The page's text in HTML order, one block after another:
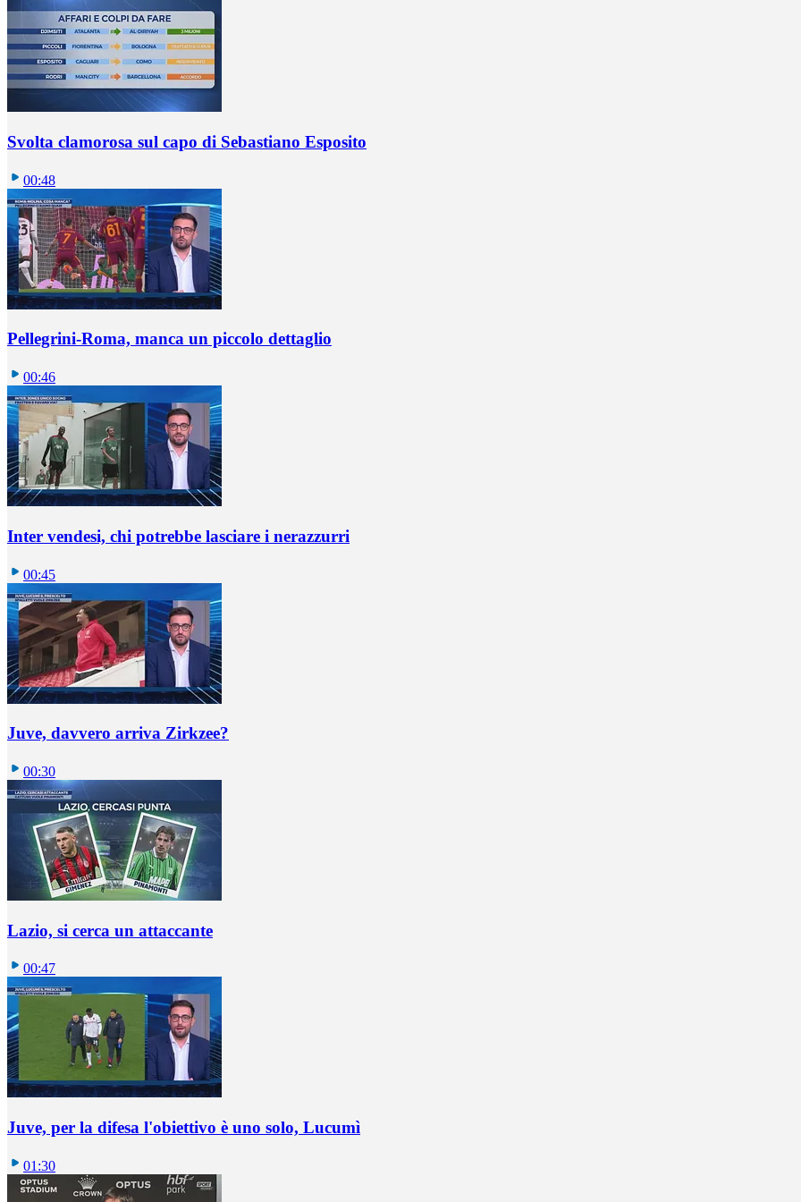
Svolta clamorosa sul capo di Sebastiano Esposito
00:48
Pellegrini-Roma, manca un piccolo dettaglio
00:46
Inter vendesi, chi potrebbe lasciare i nerazzurri
00:45
Juve, davvero arriva Zirkzee?
00:30
Lazio, si cerca un attaccante
00:47
Juve, per la difesa l'obiettivo è uno solo, Lucumì
01:30